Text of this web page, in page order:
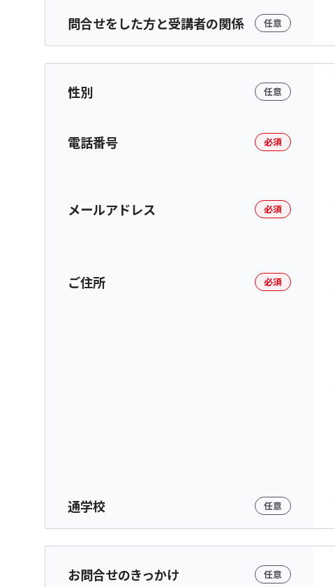
問合せをした方と受講者の関係 任意
性別 任意
電話番号 必須
メールアドレス 必須
ご住所 必須
通学校 任意
お問合せのきっかけ 任意